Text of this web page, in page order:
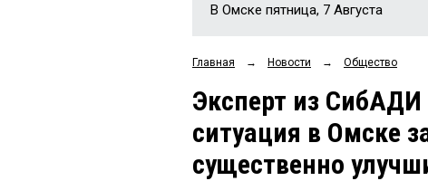
В Омске пятница, 7 Августа
Главная → Новости → Общество
Эксперт из СибАДИ
ситуация в Омске
существенно